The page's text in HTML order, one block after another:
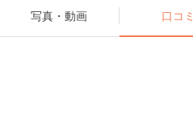
写真・動画 口コミ